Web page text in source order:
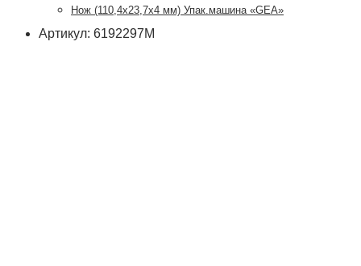
Нож (110,4х23,7х4 мм) Упак.машина «GEA»
Артикул: 6192297M